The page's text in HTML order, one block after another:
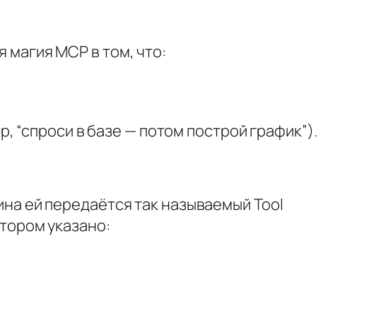
MCP в том, что:
“спроси в базе — потом построй график”).
ей передаётся так называемый Tool
указано: